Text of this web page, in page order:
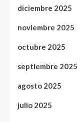
diciembre 2025
noviembre 2025
octubre 2025
septiembre 2025
agosto 2025
julio 2025